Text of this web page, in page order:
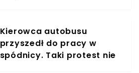
Kierowca autobusu
przyszedł do pracy w
spódnicy. Taki protest nie